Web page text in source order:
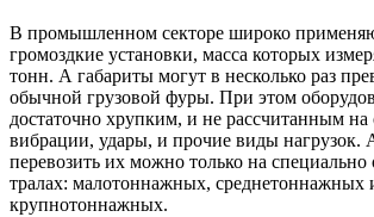
В промышленном секторе широко
громоздкие установки, масса которых
тонн. А габариты могут в несколько раз
обычной грузовой фуры. При этом
достаточно хрупким, и не рассчитанным на
вибрации, удары, и прочие виды нагрузок.
перевозить их можно только на
тралах: малотоннажных, среднетоннажных
крупнотоннажных.